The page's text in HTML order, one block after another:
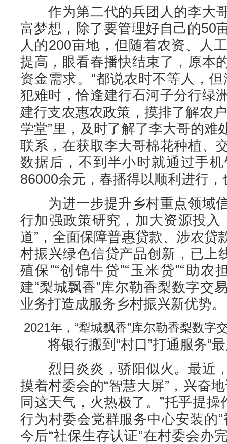
作为第二代的兵团人的李大
富梦想，除了要管理好自己的50
人的200亩地，但随着农资、人
提高，眼看春播快结束了，原本
资金需求。“都说农时不等人，
犯难时，恰逢建行石河子分行绿
建行支农惠农政策，摸排了解农
学堂”里，及时了解了李大哥的难
联系，在获取李大哥棉花种植、
数据后，不到半小时就通过手
86000余元，春播得以顺利进行
为进一步提升乡村重点领域
行加强政策研究，加大资源投入
道”，全面保障普惠贷款、涉农贷
村振兴绿色信贷产品创新，已上
殖保”“创锦牛贷”“玉米贷”“助
建“梨城飘香”库尔勒香梨数字交
业务打造成服务乡村振兴新优势。
2021年，“犁城飘香”库尔勒香梨数字
将银行搬到“村口”打通服务“最
烈日炎炎，骄阳似火。最近
摸着村委会的“智慧大屏”，兴奋
同这天气，火热极了。”托乎提操
行为村委会党群服务中心安装的
今后“社保生存认证”在村委会办